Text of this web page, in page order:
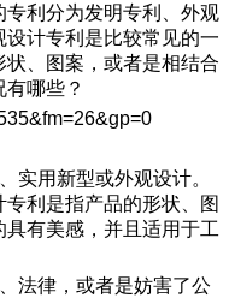
利分为发明专利、外观
计专利是比较常见的一
、图案，或者是相结合
哪些？
实用新型或外观设计。
利是指产品的形状、图
有美感，并且适用于工
法律，或者是妨害了公